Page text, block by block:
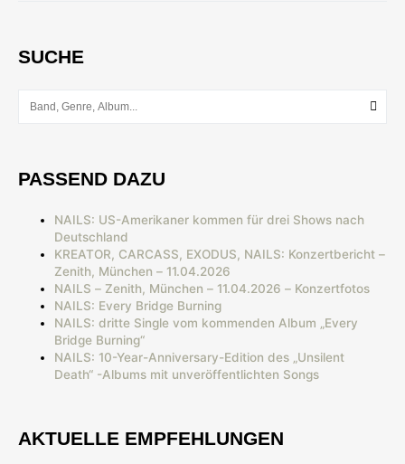
SUCHE
PASSEND DAZU
NAILS: US-Amerikaner kommen für drei Shows nach
Deutschland
KREATOR, CARCASS, EXODUS, NAILS: Konzertbericht –
Zenith, München – 11.04.2026
NAILS – Zenith, München – 11.04.2026 – Konzertfotos
NAILS: Every Bridge Burning
NAILS: dritte Single vom kommenden Album „Every
Bridge Burning“
NAILS: 10-Year-Anniversary-Edition des „Unsilent
Death“ -Albums mit unveröffentlichten Songs
AKTUELLE EMPFEHLUNGEN